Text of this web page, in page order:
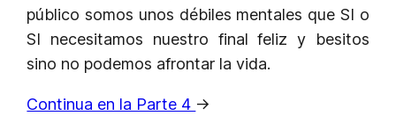
público somos unos débiles mentales que SI o
SI necesitamos nuestro final feliz y besitos
sino no podemos afrontar la vida.
Continua en la Parte 4 ->